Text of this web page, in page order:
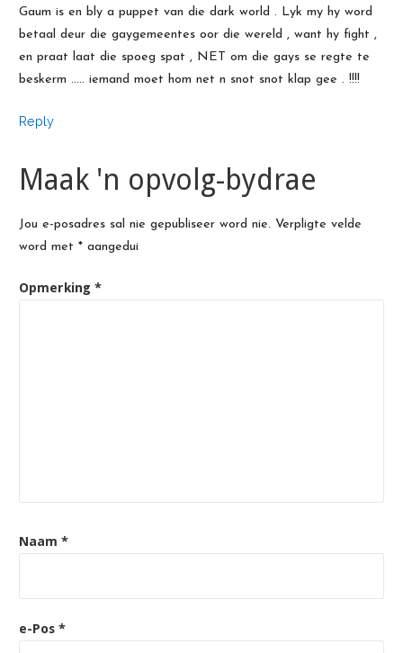
Gaum is en bly a puppet van die dark world . Lyk my hy word
betaal deur die gaygemeentes oor die wereld , want hy fight ,
en praat laat die spoeg spat , NET om die gays se regte te
beskerm ….. iemand moet hom net n snot snot klap gee . !!!!
Reply
Maak 'n opvolg-bydrae
Jou e-posadres sal nie gepubliseer word nie. Verpligte velde
word met *aangedui
Opmerking *
Naam *
e-Pos *